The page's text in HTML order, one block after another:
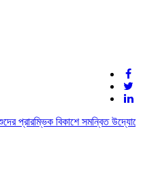
প্রারম্ভিক বিকাশে সমন্বিত উদ্যোগের